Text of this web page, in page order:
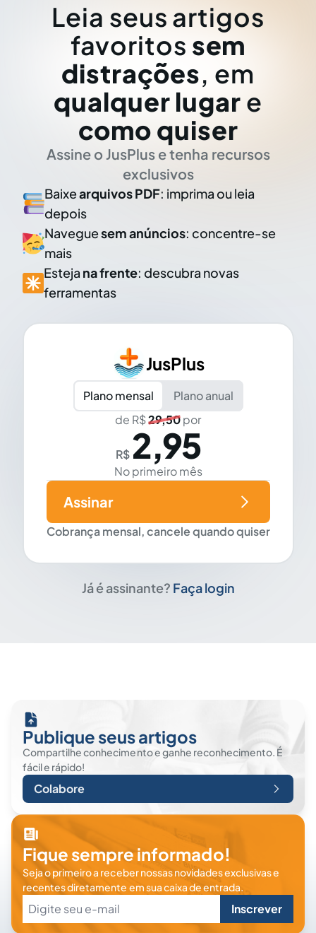
Leia seus artigos
favoritos sem
distrações, em
qualquer lugar e
como quiser
Assine o JusPlus e tenha recursos
exclusivos
Baixearquivos PDF: imprima ou leia
depois
Naveguesem anúncios: concentre-se
mais
Esteja na frente: descubra novas
ferramentas
JusPlus
Plano mensal
Plano anual
de R$29,50por
R$ 2,95
No primeiro mês
Cobrança mensal, cancele quando quiser
Assinar
Já é assinante? Faça login
Publique seus artigos
Compartilhe conhecimento e ganhe reconhecimento. É
fácil e rápido!
Colabore
Fique sempre informado!
Seja o primeiro a receber nossas novidades exclusivas e
recentes diretamente em sua caixa de entrada.
Inscrever